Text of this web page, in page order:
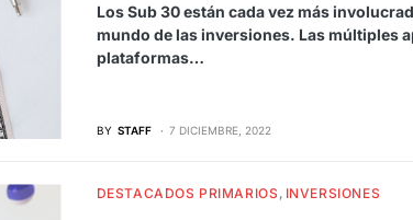
Los Sub 30 están cada vez más
mundo de las inversiones. Las múltiples
plataformas…
BY STAFF 7 DICIEMBRE, 2022
DESTACADOS PRIMARIOS INVERSIONES